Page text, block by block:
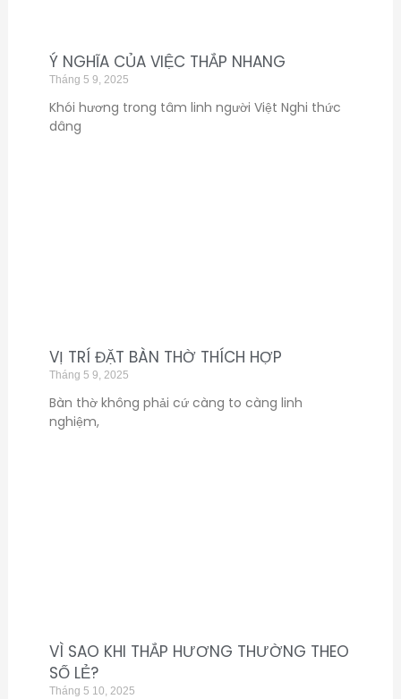
Ý NGHĨA CỦA VIỆC THẮP NHANG
Tháng 5 9, 2025
Khói hương trong tâm linh người Việt Nghi thức
dâng
VỊ TRÍ ĐẶT BÀN THỜ THÍCH HỢP
Tháng 5 9, 2025
Bàn thờ không phải cứ càng to càng linh
nghiệm,
VÌ SAO KHI THẮP HƯƠNG THƯỜNG THEO
SỐ LẺ?
Tháng 5 10, 2025